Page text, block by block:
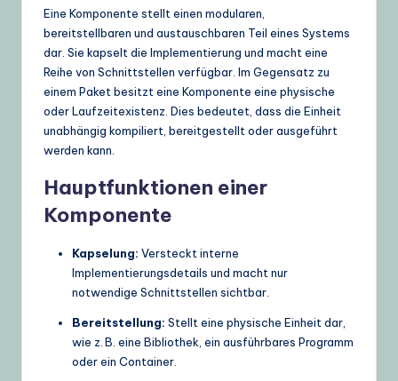
Eine Komponente stellt einen modularen,
bereitstellbaren und austauschbaren Teil eines Systems
dar. Sie kapselt die Implementierung und macht eine
Reihe von Schnittstellen verfügbar. Im Gegensatz zu
einem Paket besitzt eine Komponente eine physische
oder Laufzeitexistenz. Dies bedeutet, dass die Einheit
unabhängig kompiliert, bereitgestellt oder ausgeführt
werden kann.
Hauptfunktionen einer
Komponente
Kapselung: Versteckt interne
Implementierungsdetails und macht nur
notwendige Schnittstellen sichtbar.
Bereitstellung: Stellt eine physische Einheit dar,
wie z. B. eine Bibliothek, ein ausführbares Programm
oder ein Container.